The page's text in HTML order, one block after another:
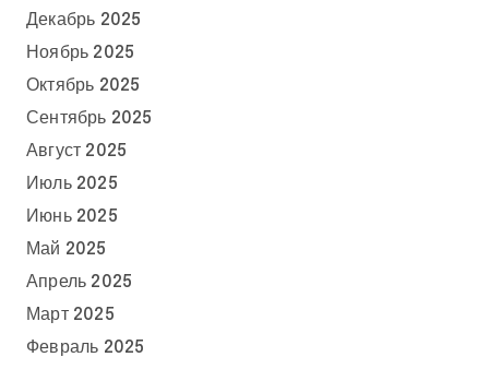
Декабрь 2025
Ноябрь 2025
Октябрь 2025
Сентябрь 2025
Август 2025
Июль 2025
Июнь 2025
Май 2025
Апрель 2025
Март 2025
Февраль 2025